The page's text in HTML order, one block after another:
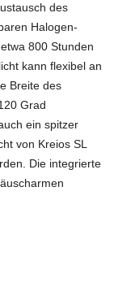
des
Halogen-
800 Stunden
kann flexibel an
Breite des
Grad
ein spitzer
von Kreios SL
Die integrierte